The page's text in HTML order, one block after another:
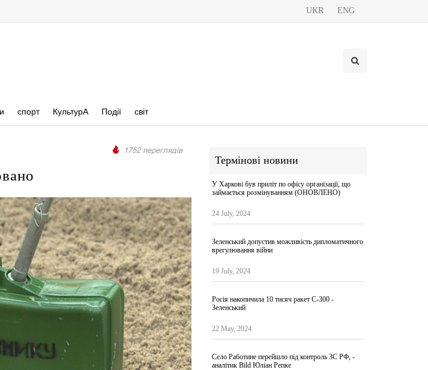
UKR ENG
спорт КультурА Події світ
1752 переглядів
Термінові новини
У Харкові був приліт по офісу організації, що
займається розмінуванням (ОНОВЛЕНО)
24 July, 2024
Зеленський допустив можливість дипломатичного
врегулювання війни
19 July, 2024
Росія накопичила 10 тисяч ракет С-300 -
Зеленський
22 May, 2024
Село Работине перейшло під контроль ЗС РФ, -
аналітик Bild Юліан Репке